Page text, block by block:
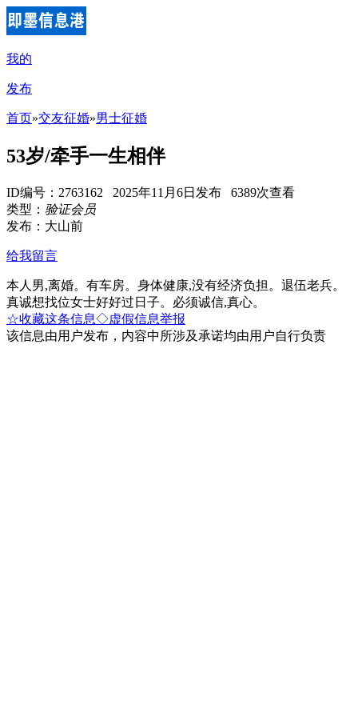
我的
发布
首页»交友征婚»男士征婚
53岁/牵手一生相伴
ID编号：2763162 2025年11月6日发布 6389次查看
类型： 验证会员
发布：大山前
给我留言
本人男,离婚。有车房。身体健康,没有经济负担。退伍老兵。
真诚想找位女士好好过日子。必须诚信,真心。
☆收藏这条信息◇虚假信息举报
该信息由用户发布，内容中所涉及承诺均由用户自行负责